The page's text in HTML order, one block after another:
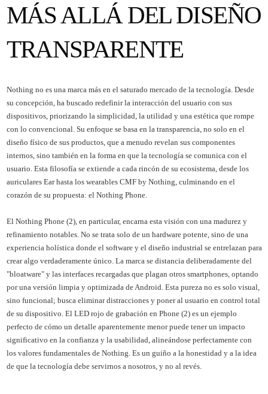
MÁS ALLÁ DEL DISEÑO
TRANSPARENTE
Nothing no es una marca más en el saturado mercado de la tecnología. Desde
su concepción, ha buscado redefinir la interacción del usuario con sus
dispositivos, priorizando la simplicidad, la utilidad y una estética que rompe
con lo convencional. Su enfoque se basa en la transparencia, no solo en el
diseño físico de sus productos, que a menudo revelan sus componentes
internos, sino también en la forma en que la tecnología se comunica con el
usuario. Esta filosofía se extiende a cada rincón de su ecosistema, desde los
auriculares Ear hasta los wearables CMF by Nothing, culminando en el
corazón de su propuesta: el Nothing Phone.
El Nothing Phone (2), en particular, encarna esta visión con una madurez y
refinamiento notables. No se trata solo de un hardware potente, sino de una
experiencia holística donde el software y el diseño industrial se entrelazan para
crear algo verdaderamente único. La marca se distancia deliberadamente del
"bloatware" y las interfaces recargadas que plagan otros smartphones, optando
por una versión limpia y optimizada de Android. Esta pureza no es solo visual,
sino funcional; busca eliminar distracciones y poner al usuario en control total
de su dispositivo. El LED rojo de grabación en Phone (2) es un ejemplo
perfecto de cómo un detalle aparentemente menor puede tener un impacto
significativo en la confianza y la usabilidad, alineándose perfectamente con
los valores fundamentales de Nothing. Es un guiño a la honestidad y a la idea
de que la tecnología debe servirnos a nosotros, y no al revés.